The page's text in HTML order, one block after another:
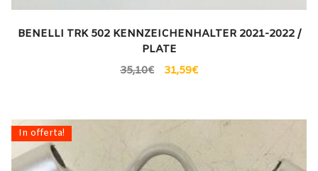
BENELLI TRK 502 KENNZEICHENHALTER 2021-2022 /
PLATE
35,10€ 31,59€
In offerta!